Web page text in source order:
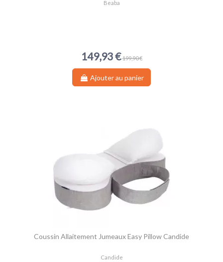
Beaba
149,93 € 199,90 €
Ajouter au panier
Coussin Allaitement Jumeaux Easy Pillow Candide
Candide